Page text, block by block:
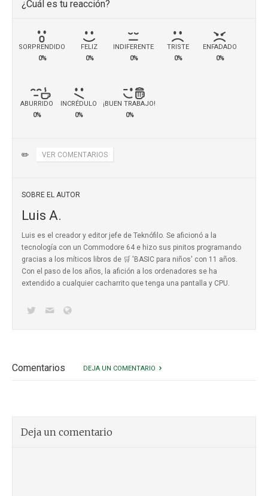
¿Cuál es tu reacción?
SORPRENDIDO
0%
FELIZ
0%
INDIFERENTE
0%
TRISTE
0%
ENFADADO
0%
ABURRIDO
0%
INCRÉDULO
0%
¡BUEN TRABAJO!
0%
✏️ VER COMENTARIOS
SOBRE EL AUTOR
Luis A.
Luis es el creador y editor jefe de Teknófilo. Se aficionó a la
tecnología con un Commodore 64 e hizo sus pinitos programando
gracias a los míticos libros de 🛒 'BASIC para niños' con 11 años.
Con el paso de los años, la afición a los ordenadores se ha
extendido a cualquier cacharrito que tenga una pantalla y CPU.
Comentarios DEJA UN COMENTARIO
Deja un comentario